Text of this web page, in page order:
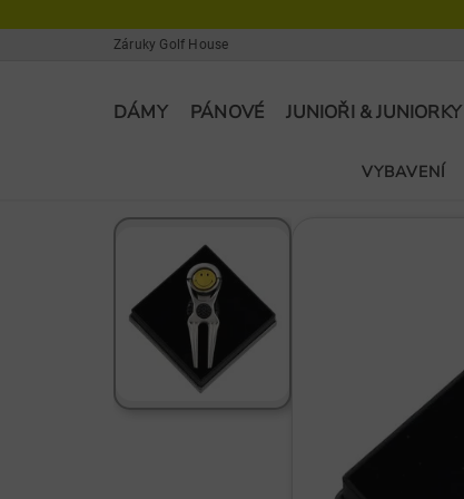
Záruky Golf House
DÁMY PÁNOVÉ JUNIOŘI & JUNIORKY
VYBAVENÍ